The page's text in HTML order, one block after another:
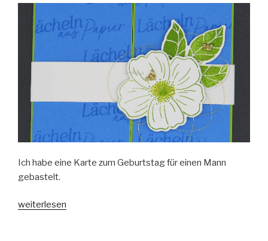
Ich habe eine Karte zum Geburtstag für einen Mann
gebastelt.
„Liebevoll
weiterlesen